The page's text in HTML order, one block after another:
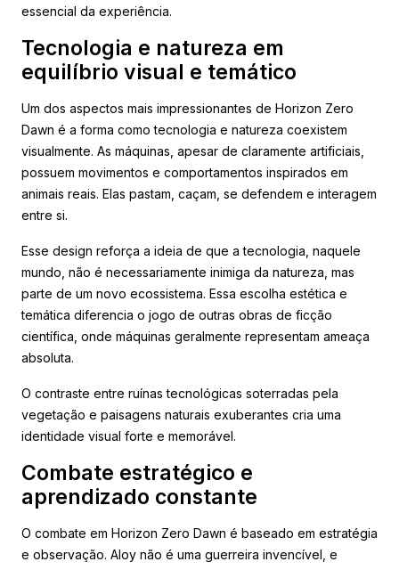
essencial da experiência.
Tecnologia e natureza em
equilíbrio visual e temático
Um dos aspectos mais impressionantes de Horizon Zero
Dawn é a forma como tecnologia e natureza coexistem
visualmente. As máquinas, apesar de claramente artificiais,
possuem movimentos e comportamentos inspirados em
animais reais. Elas pastam, caçam, se defendem e interagem
entre si.
Esse design reforça a ideia de que a tecnologia, naquele
mundo, não é necessariamente inimiga da natureza, mas
parte de um novo ecossistema. Essa escolha estética e
temática diferencia o jogo de outras obras de ficção
científica, onde máquinas geralmente representam ameaça
absoluta.
O contraste entre ruínas tecnológicas soterradas pela
vegetação e paisagens naturais exuberantes cria uma
identidade visual forte e memorável.
Combate estratégico e
aprendizado constante
O combate em Horizon Zero Dawn é baseado em estratégia
e observação. Aloy não é uma guerreira invencível, e